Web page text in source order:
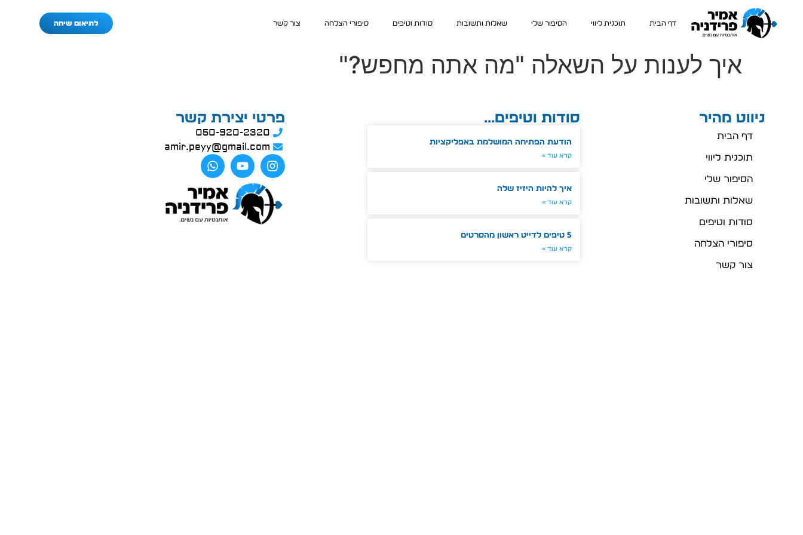
דף הבית תוכנית ליווי הסיפור שלי שאלות ותשובות סודות וטיפים סיפורי הצלחה צור קשר לתיאום שיחה
איך לענות על השאלה "מה אתה מחפש?"
ניווט מהיר
דף הבית
תוכנית ליווי
הסיפור שלי
שאלות ותשובות
סודות וטיפים
סיפורי הצלחה
צור קשר
סודות וטיפים...
הודעת הפתיחה המושלמת באפליקציות
קרא עוד »
איך להיות היזיז שלה
קרא עוד »
5 טיפים לדייט ראשון מהסרטים
קרא עוד »
פרטי יצירת קשר
050-920-2320
amir.peyy@gmail.com